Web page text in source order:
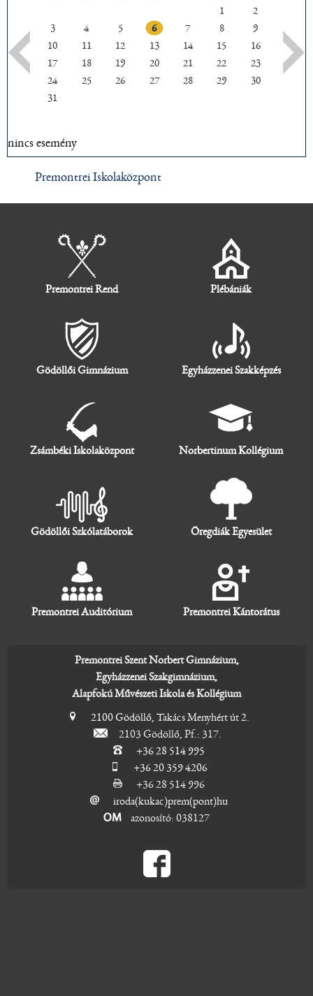
1
2
3
4 5 6 7 8
9
10
11 12 13 14 15
16
17
18 19 20 21 22
23
24
25 26 27 28 29
30
31
nincs esemény
Premontrei Iskolaközpont
Premontrei Rend Plébániák
Gödöllői Gimnázium Egyházzenei Szakképzés
Zsámbéki Iskolaközpont Norbertinum Kollégium
Gödöllői Szkólatáborok Öregdiák Egyesület
Premontrei Auditórium Premontrei Kántorátus
Premontrei Szent Norbert Gimnázium,
Egyházzenei Szakgimnázium,
Alapfokú Művészeti Iskola és Kollégium
2100 Gödöllő, Takács Menyhért út 2.
2103 Gödöllő, Pf.: 317.
+36 28 514 995
+36 20 359 4206
+36 28 514 996
iroda(kukac)prem(pont)hu
azonosító: 038127